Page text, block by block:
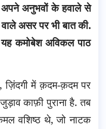
अपने अनुभवों के हवाले से
असर पर भी बातकी.
यह कमोबेश अविकल पाठ
ज़िंदगी में क़दम-क़दम पर
काफ़ी पुराना है. तब
वशिष्ठ थे, जो नाटक